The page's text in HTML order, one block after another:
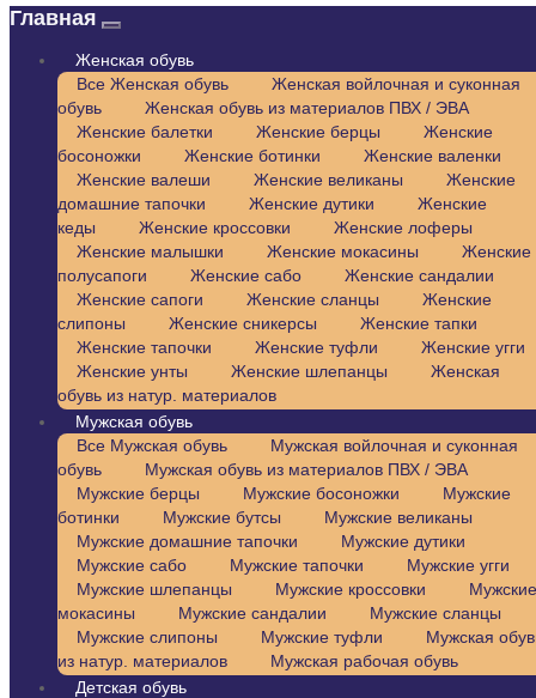
Главная
Женская обувь
Все Женская обувь
Женская войлочная и суконная
обувь
Женская обувь из материалов ПВХ / ЭВА
Женские балетки
Женские берцы
Женские
босоножки
Женские ботинки
Женские валенки
Женские валеши
Женские великаны
Женские
домашние тапочки
Женские дутики
Женские
кеды
Женские кроссовки
Женские лоферы
Женские малышки
Женские мокасины
Женские
полусапоги
Женские сабо
Женские сандалии
Женские сапоги
Женские сланцы
Женские
слипоны
Женские сникерсы
Женские тапки
Женские тапочки
Женские туфли
Женские угги
Женские унты
Женские шлепанцы
Женская
обувь из натур. материалов
Мужская обувь
Все Мужская обувь
Мужская войлочная и суконная
обувь
Мужская обувь из материалов ПВХ / ЭВА
Мужские берцы
Мужские босоножки
Мужские
ботинки
Мужские бутсы
Мужские великаны
Мужские домашние тапочки
Мужские дутики
Мужские сабо
Мужские тапочки
Мужские угги
Мужские шлепанцы
Мужские кроссовки
Мужские
мокасины
Мужские сандалии
Мужские сланцы
Мужские слипоны
Мужские туфли
Мужская
из натур. материалов
Мужская рабочая обувь
Детская обувь